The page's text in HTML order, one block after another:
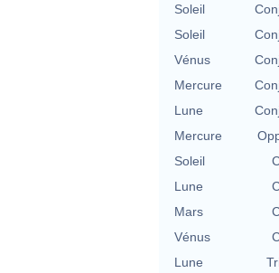
Soleil
Soleil
Vénus
Mercure
Lune
Mercure
Soleil
Lune
Mars
Vénus
Lune